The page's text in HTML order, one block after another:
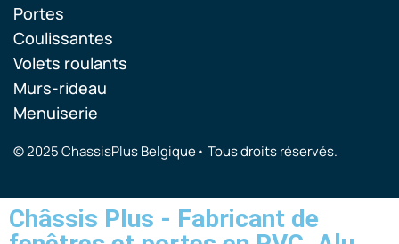
Portes
Coulissantes
Volets roulants
Murs-rideau
Menuiserie
© 2025 ChassisPlus Belgique• Tous droits réservés.
Châssis Plus - Fabricant de